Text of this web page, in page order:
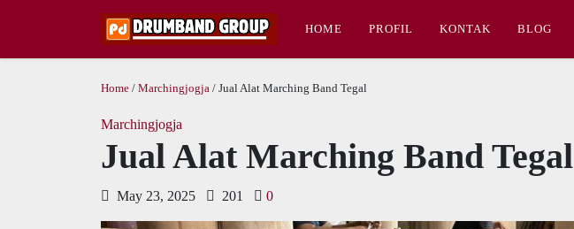
HOME PROFIL KONTAK BLOG
Home / Marchingjogja / Jual Alat Marching Band Tegal
Marchingjogja
Jual Alat Marching Band Tegal
May 23, 2025 201 0